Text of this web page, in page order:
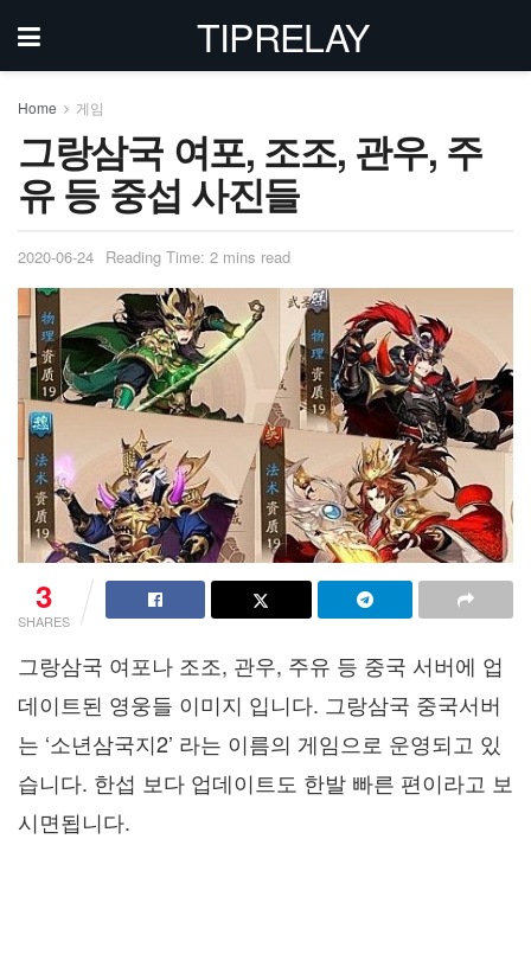
TIPRELAY
Home 게임
그랑삼국 여포, 조조, 관우, 주
유 등 중섭 사진들
2020-06-24 Reading Time: 2 mins read
3
SHARES
그랑삼국 여포나 조조, 관우, 주유 등 중국 서버에 업
데이트된 영웅들 이미지 입니다. 그랑삼국 중국서버
는 ‘소년삼국지2’ 라는 이름의 게임으로 운영되고 있
습니다. 한섭 보다 업데이트도 한발 빠른 편이라고 보
시면됩니다.